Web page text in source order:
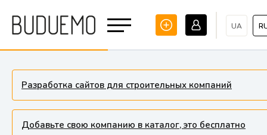
UA
Разработка сайтов для строительных компаний
Добавьте свою компанию в каталог, это бесплатно